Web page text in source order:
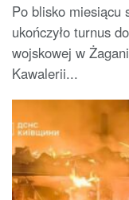
Po blisko miesiącu
ukończyło turnus
wojskowej w
Kawalerii...